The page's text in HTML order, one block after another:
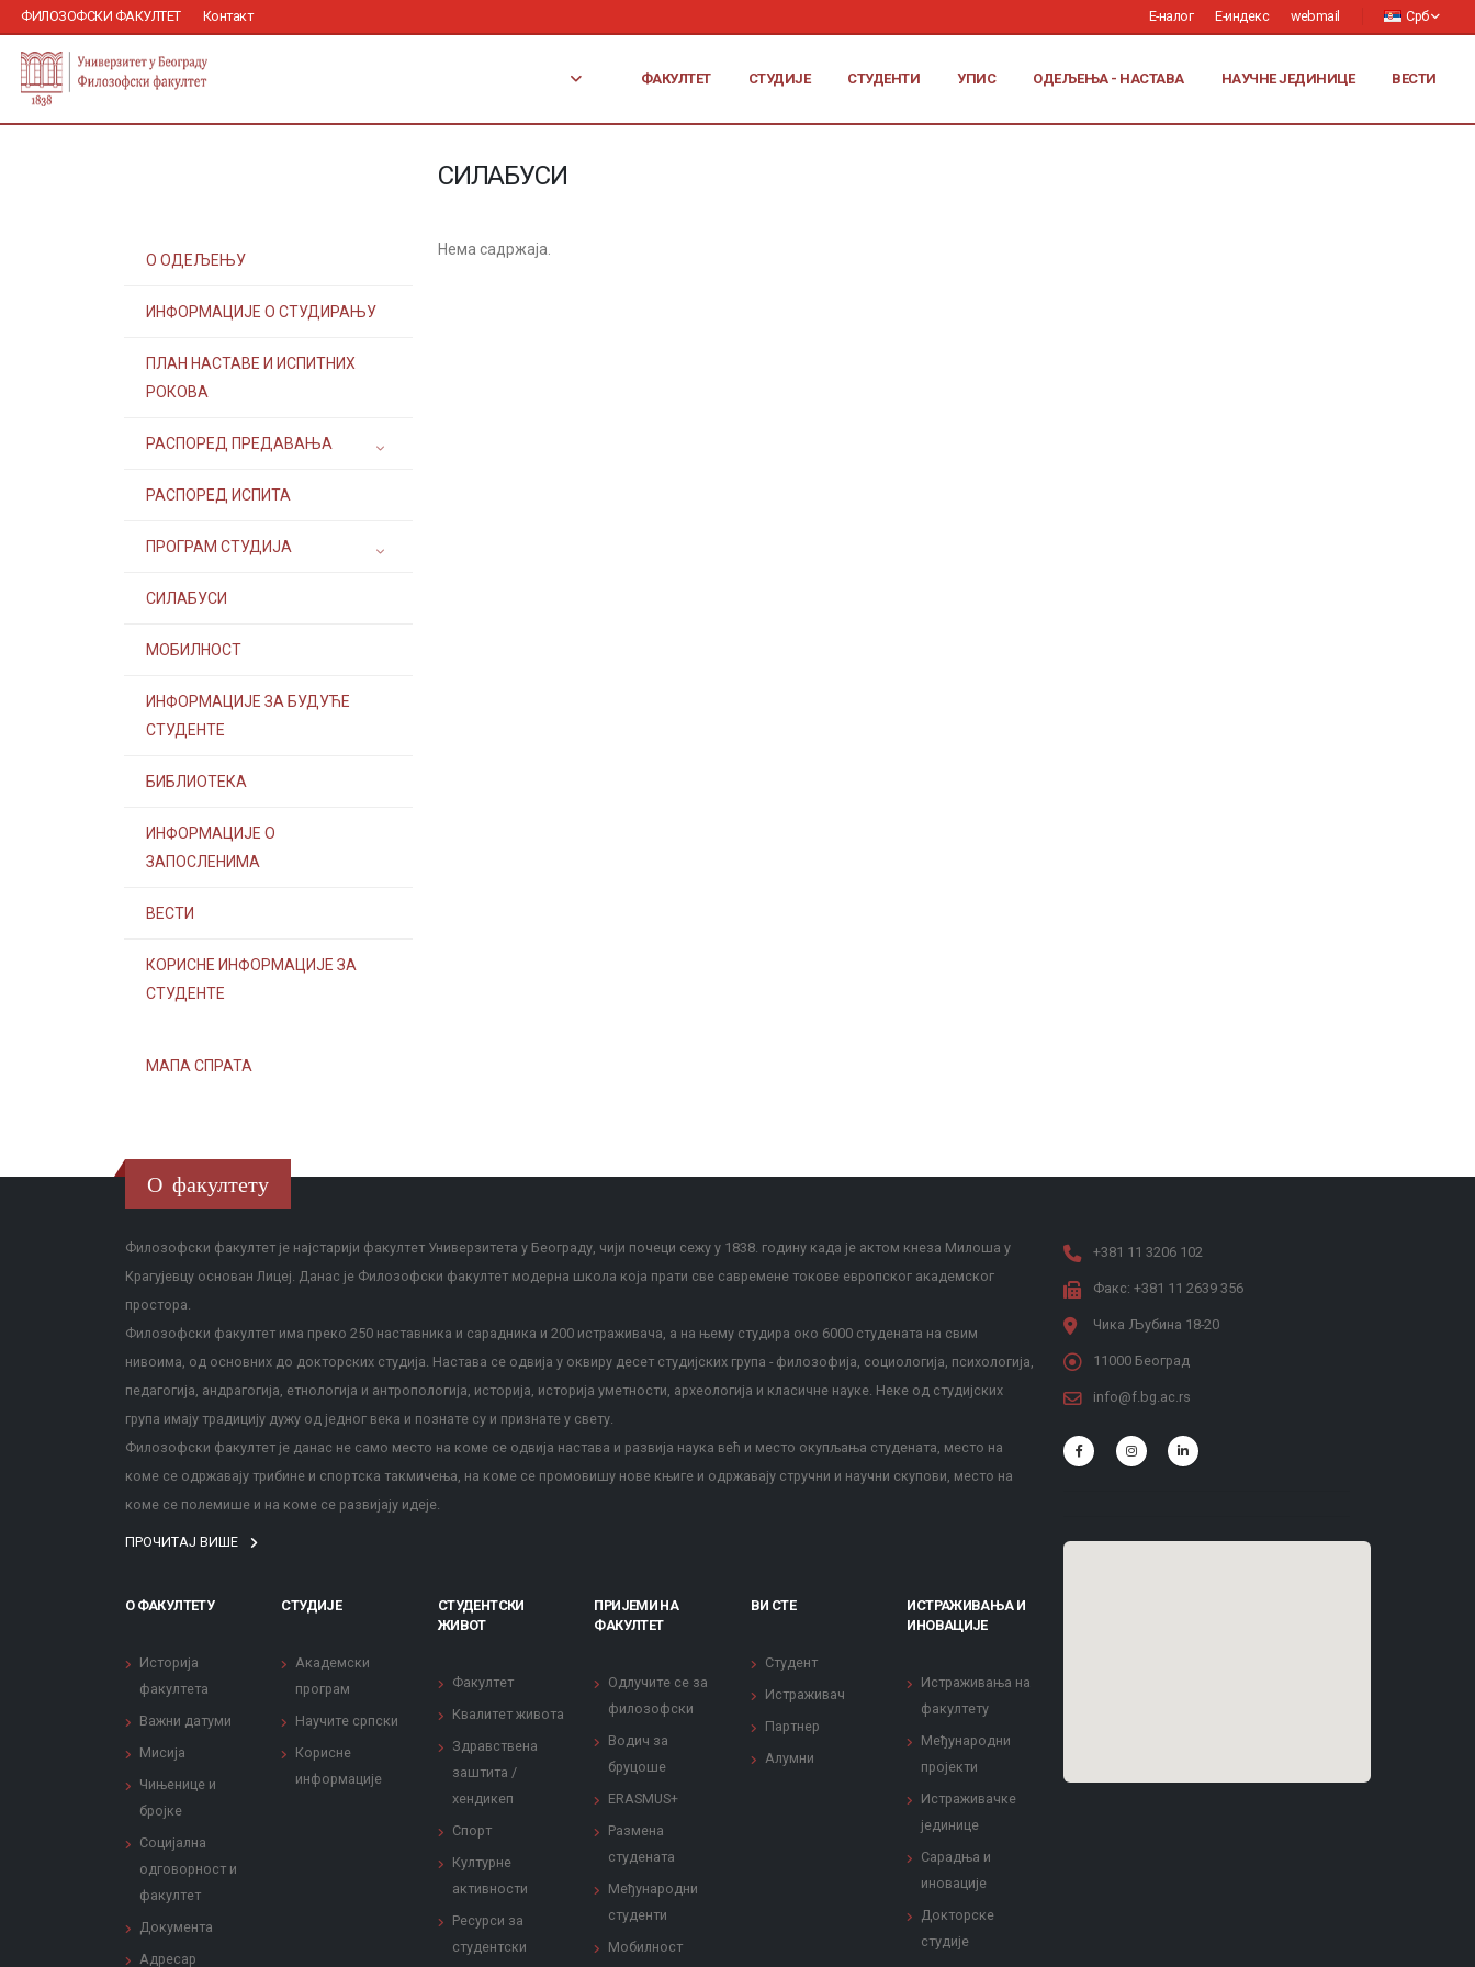
ФИЛОЗОФСКИ ФАКУЛТЕТ Контакт Е-налог Е-индекс webmail Срб
ФАКУЛТЕТ СТУДИЈЕ СТУДЕНТИ УПИС ОДЕЉЕЊА - НАСТАВА НАУЧНЕ ЈЕДИНИЦЕ ВЕСТИ
СИЛАБУСИ
О ОДЕЉЕЊУ
ИНФОРМАЦИЈЕ О СТУДИРАЊУ
ПЛАН НАСТАВЕ И ИСПИТНИХ
РОКОВА
РАСПОРЕД ПРЕДАВАЊА
РАСПОРЕД ИСПИТА
ПРОГРАМ СТУДИЈА
СИЛАБУСИ
МОБИЛНОСТ
ИНФОРМАЦИЈЕ ЗА БУДУЋЕ
СТУДЕНТЕ
БИБЛИОТЕКА
ИНФОРМАЦИЈЕ О
ЗАПОСЛЕНИМА
ВЕСТИ
КОРИСНЕ ИНФОРМАЦИЈЕ ЗА
СТУДЕНТЕ
МАПА СПРАТА
Нема садржаја.
О факултету
Филозофски факултет је најстарији факултет Универзитета у Београду, чији почеци сежу у 1838. годину када је актом кнеза Милоша у
Крагујевцу основан Лицеј. Данас је Филозофски факултет модерна школа која прати све савремене токове европског академског
простора.
Филозофски факултет има преко 250 наставника и сарадника и 200 истраживача, а на њему студира око 6000 студената на свим
нивоима, од основних до докторских студија. Настава се одвија у оквиру десет студијских група - филозофија, социологија, психологија,
педагогија, андрагогија, етнологија и антропологија, историја, историја уметности, археологија и класичне науке. Неке од студијских
група имају традицију дужу од једног века и познате су и признате у свету.
Филозофски факултет је данас не само место на коме се одвија настава и развија наука већ и место окупљања студената, место на
коме се одржавају трибине и спортска такмичења, на коме се промовишу нове књиге и одржавају стручни и научни скупови, место на
коме се полемише и на коме се развијају идеје.
ПРОЧИТАЈ ВИШЕ
О ФАКУЛТЕТУ
Историја
факултета
Важни датуми
Мисија
Чињенице и
бројке
Социјална
одговорност и
факултет
Документа
Адресар
СТУДИЈЕ
Академски
програм
Научите српски
Корисне
информације
СТУДЕНТСКИ
ЖИВОТ
Факултет
Квалитет живота
Здравствена
заштита /
хендикеп
Спорт
Културне
активности
Ресурси за
студентски
ПРИЈЕМИ НА
ФАКУЛТЕТ
Одлучите се за
филозофски
Водич за
бруцоше
ERASMUS+
Размена
студената
Међународни
студенти
Мобилност
ВИ СТЕ
Студент
Истраживач
Партнер
Алумни
ИСТРАЖИВАЊА И
ИНОВАЦИЈЕ
Истраживања на
факултету
Међународни
пројекти
Истраживачке
јединице
Сарадња и
иновације
Докторске
студије
+381 11 3206 102
Факс: +381 11 2639 356
Чика Љубина 18-20
11000 Београд
info@f.bg.ac.rs